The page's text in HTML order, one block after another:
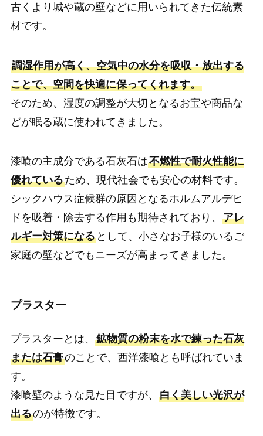
古くより城や蔵の壁などに用いられてきた伝統素
材です。
調湿作用が高く、空気中の水分を吸収・放出する
ことで、空間を快適に保ってくれます。
そのため、湿度の調整が大切となるお宝や商品な
どが眠る蔵に使われてきました。
漆喰の主成分である石灰石は不燃性で耐火性能に
優れているため、現代社会でも安心の材料です。
シックハウス症候群の原因となるホルムアルデヒ
ドを吸着・除去する作用も期待されており、 アレ
ルギー対策になるとして、小さなお子様のいるご
家庭の壁などでもニーズが高まってきました。
プラスター
プラスターとは、 鉱物質の粉末を水で練った石灰
または石膏のことで、西洋漆喰とも呼ばれていま
す。
漆喰壁のような見た目ですが、 白く美しい光沢が
出るのが特徴です。